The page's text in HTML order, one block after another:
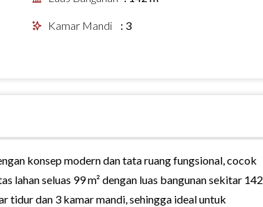
Kamar Mandi : 3
konsep modern dan tata ruang fungsional, cocok
lahan seluas 99 m² dengan luas bangunan sekitar 142
tidur dan 3 kamar mandi, sehingga ideal untuk